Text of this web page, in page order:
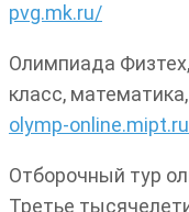
pvg.mk.ru/
Олимпиада
класс,
olymp-
Отборочный тур
Третье